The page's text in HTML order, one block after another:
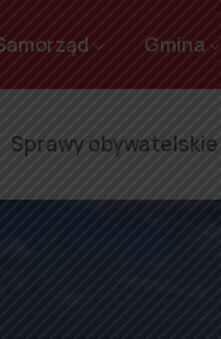
Gmina
Sprawy obywatelskie